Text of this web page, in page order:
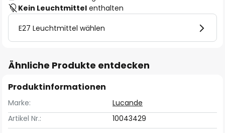
Kein Leuchtmittel enthalten
E27 Leuchtmittel wählen
Ähnliche Produkte entdecken
Produktinformationen
Marke:
Lucande
Artikel Nr.:
10043429